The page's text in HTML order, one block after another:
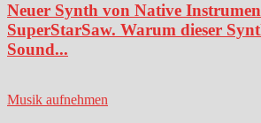
Neuer Synth von Native
SuperStarSaw. Warum dieser
Sound...
Musik aufnehmen